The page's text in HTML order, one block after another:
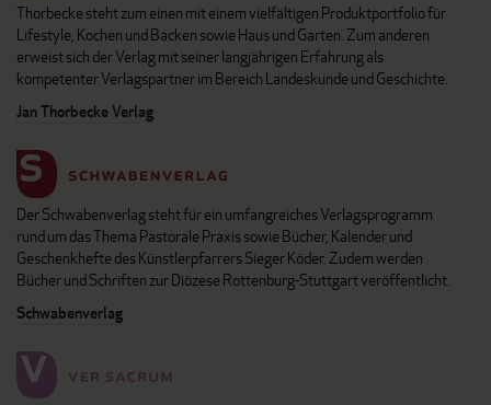
Thorbecke steht zum einen mit einem vielfältigen Produktportfolio für
Lifestyle, Kochen und Backen sowie Haus und Garten. Zum anderen
erweist sich der Verlag mit seiner langjährigen Erfahrung als
kompetenter Verlagspartner im Bereich Landeskunde und Geschichte.
Jan Thorbecke Verlag
Der Schwabenverlag steht für ein umfangreiches Verlagsprogramm
rund um das Thema Pastorale Praxis sowie Bücher, Kalender und
Geschenkhefte des Künstlerpfarrers Sieger Köder. Zudem werden
Bücher und Schriften zur Diözese Rottenburg-Stuttgart veröffentlicht.
Schwabenverlag